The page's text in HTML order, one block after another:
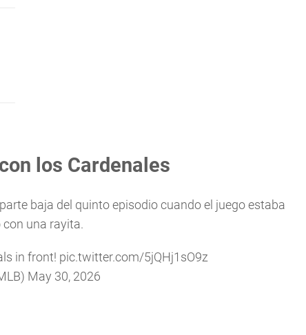
los Cardenales
baja del quinto episodio cuando el juego estaba
una rayita.
in front! pic.twitter.com/5jQHj1sO9z
May 30, 2026